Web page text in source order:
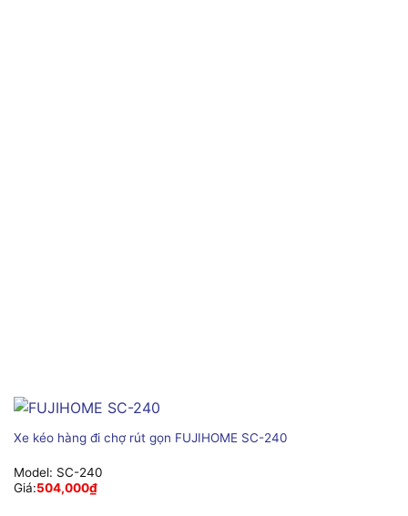
Xe kéo hàng đi chợ rút gọn FUJIHOME SC-240
Model: SC-240
Giá:504,000₫